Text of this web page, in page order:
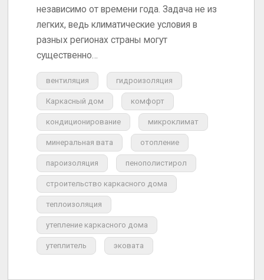
независимо от времени года. Задача не из
легких, ведь климатические условия в
разных регионах страны могут
существенно…
вентиляция гидроизоляция
Каркасный дом комфорт
кондиционирование микроклимат
минеральная вата отопление
пароизоляция пенополистирол
строительство каркасного дома
теплоизоляция
утепление каркасного дома
утеплитель эковата